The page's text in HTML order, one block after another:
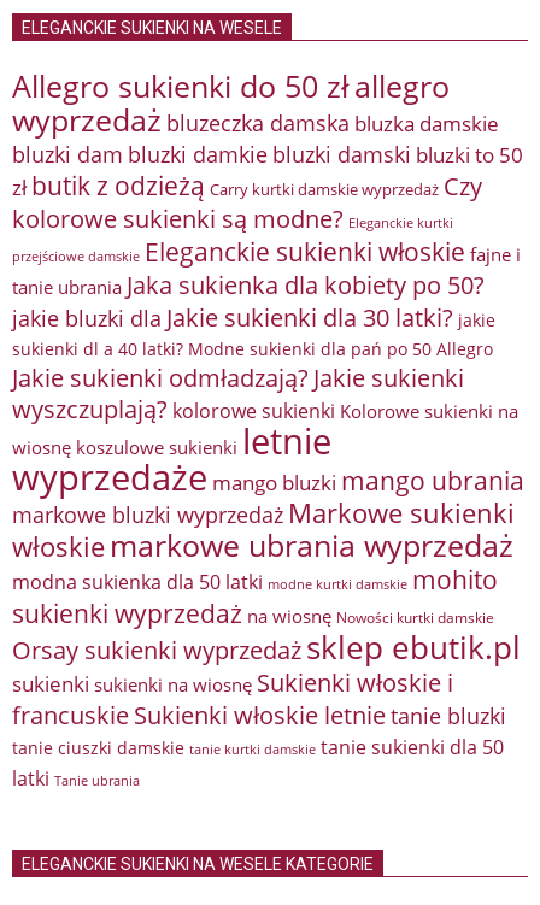
ELEGANCKIE SUKIENKI NA WESELE
Allegro sukienki do 50 złallegro
wyprzedaż bluzeczka damska bluzka damskie
bluzki dam bluzki damkie bluzki damski bluzki to 50
zł butik z odzieżą Carry kurtki damskie wyprzedaż Czy
kolorowe sukienki są modne? Eleganckie kurtki
przejściowe damskie Eleganckie sukienki włoskie fajne i
tanie ubrania Jaka sukienka dla kobiety po 50?
jakie bluzki dla Jakie sukienki dla 30 latki? jakie
sukienki dl a 40 latki? Modne sukienki dla pań po 50 Allegro
Jakie sukienki odmładzają? Jakie sukienki
wyszczuplają? kolorowe sukienki Kolorowe sukienki na
wiosnę koszulowe sukienki letnie
wyprzedaże mango bluzki mango ubrania
markowe bluzki wyprzedaż Markowe sukienki
włoskie markowe ubrania wyprzedaż
modna sukienka dla 50 latki modne kurtki damskie mohito
sukienki wyprzedaż na wiosnę Nowości kurtki damskie
Orsay sukienki wyprzedażsklep ebutik.pl
sukienki sukienki na wiosnę Sukienki włoskie i
francuskieSukienki włoskie letnietanie bluzki
tanie ciuszki damskie tanie kurtki damskie tanie sukienki dla 50
latki Tanie ubrania
ELEGANCKIE SUKIENKI NA WESELE KATEGORIE